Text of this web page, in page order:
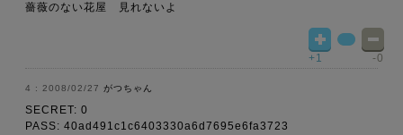
薔薇のない花屋 見れないよ
+1 -0
2008/02/27 がつちゃん
SECRET: 0
PASS: 40ad491c1c6403330a6d7695e6fa3723